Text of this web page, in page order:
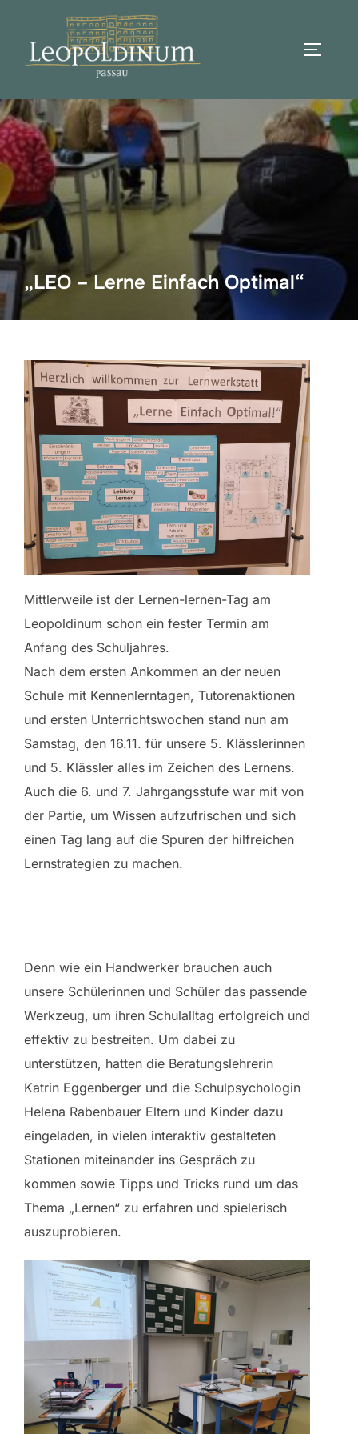
springen
Suchen
„LEO – Lerne Einfach Optimal“
Mittlerweile ist der Lernen-lernen-Tag am
Leopoldinum schon ein fester Termin am
Anfang des Schuljahres.
Nach dem ersten Ankommen an der neuen
Schule mit Kennenlerntagen, Tutorenaktionen
und ersten Unterrichtswochen stand nun am
Samstag, den 16.11. für unsere 5. Klässlerinnen
und 5. Klässler alles im Zeichen des Lernens.
Auch die 6. und 7. Jahrgangsstufe war mit von
der Partie, um Wissen aufzufrischen und sich
einen Tag lang auf die Spuren der hilfreichen
Lernstrategien zu machen.
Denn wie ein Handwerker brauchen auch
unsere Schülerinnen und Schüler das passende
Werkzeug, um ihren Schulalltag erfolgreich und
effektiv zu bestreiten. Um dabei zu
unterstützen, hatten die Beratungslehrerin
Katrin Eggenberger und die Schulpsychologin
Helena Rabenbauer Eltern und Kinder dazu
eingeladen, in vielen interaktiv gestalteten
Stationen miteinander ins Gespräch zu
kommen sowie Tipps und Tricks rund um das
Thema „Lernen“ zu erfahren und spielerisch
auszuprobieren.